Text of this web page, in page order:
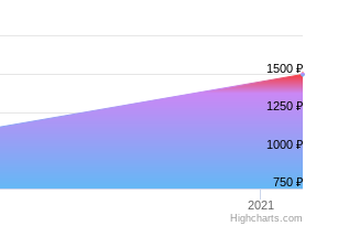
2021
1000 ₽
750 ₽
1250 ₽
1500 ₽
Highcharts.com